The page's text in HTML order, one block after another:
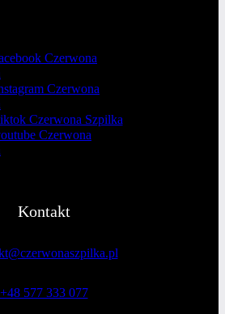
Czerwona
Czerwona
Czerwona Szpilka
Czerwona
Kontakt
+48 577 333 077